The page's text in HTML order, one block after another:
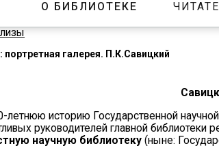
О БИБЛИОТЕКЕ
галерея. П.К.Савицкий
летнюю историю Государственной
руководителей главной библиотеки
научную библиотеку (ныне: